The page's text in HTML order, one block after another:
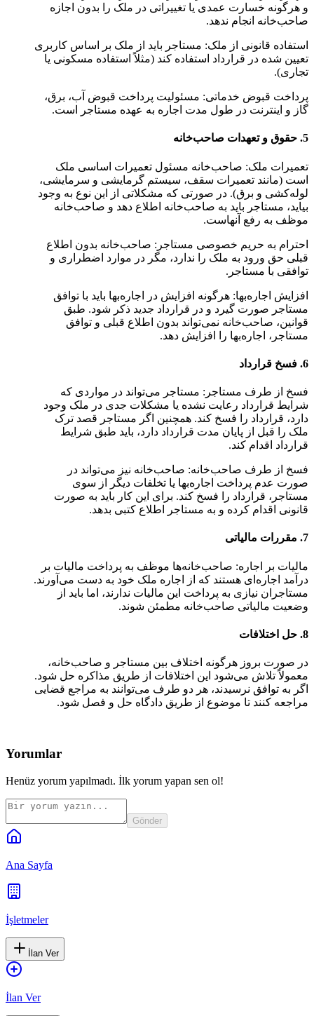
و هرگونه خسارت عمدی یا تغییراتی در ملک را بدون اجازه
صاحب‌خانه انجام ندهد.
استفاده قانونی از ملک: مستاجر باید از ملک بر اساس کاربری
تعیین شده در قرارداد استفاده کند (مثلاً استفاده مسکونی یا
تجاری).
پرداخت قبوض خدماتی: مسئولیت پرداخت قبوض آب، برق،
گاز و اینترنت در طول مدت اجاره به عهده مستاجر است.
5. حقوق و تعهدات صاحب‌خانه
تعمیرات ملک: صاحب‌خانه مسئول تعمیرات اساسی ملک
است (مانند تعمیرات سقف، سیستم گرمایشی و سرمایشی،
لوله‌کشی و برق). در صورتی که مشکلاتی از این نوع به وجود
بیاید، مستاجر باید به صاحب‌خانه اطلاع دهد و صاحب‌خانه
موظف به رفع آنهاست.
احترام به حریم خصوصی مستاجر: صاحب‌خانه بدون اطلاع
قبلی حق ورود به ملک را ندارد، مگر در موارد اضطراری و
توافقی با مستاجر.
افزایش اجاره‌بها: هرگونه افزایش در اجاره‌بها باید با توافق
مستاجر صورت گیرد و در قرارداد جدید ذکر شود. طبق
قوانین، صاحب‌خانه نمی‌تواند بدون اطلاع قبلی و توافق
مستاجر، اجاره‌بها را افزایش دهد.
6. فسخ قرارداد
فسخ از طرف مستاجر: مستاجر می‌تواند در مواردی که
شرایط قرارداد رعایت نشده یا مشکلات جدی در ملک وجود
دارد، قرارداد را فسخ کند. همچنین اگر مستاجر قصد ترک
ملک را قبل از پایان مدت قرارداد دارد، باید طبق شرایط
قرارداد اقدام کند.
فسخ از طرف صاحب‌خانه: صاحب‌خانه نیز می‌تواند در
صورت عدم پرداخت اجاره‌بها یا تخلفات دیگر از سوی
مستاجر، قرارداد را فسخ کند. برای این کار باید به صورت
قانونی اقدام کرده و به مستاجر اطلاع کتبی بدهد.
7. مقررات مالیاتی
مالیات بر اجاره: صاحب‌خانه‌ها موظف به پرداخت مالیات بر
درآمد اجاره‌ای هستند که از اجاره ملک خود به دست می‌آورند.
مستاجران نیازی به پرداخت این مالیات ندارند، اما باید از
وضعیت مالیاتی صاحب‌خانه مطمئن شوند.
8. حل اختلافات
در صورت بروز هرگونه اختلاف بین مستاجر و صاحب‌خانه،
معمولاً تلاش می‌شود این اختلافات از طریق مذاکره حل شود.
اگر به توافق نرسیدند، هر دو طرف می‌توانند به مراجع قضایی
مراجعه کنند تا موضوع از طریق دادگاه حل و فصل شود.
Yorumlar
Henüz yorum yapılmadı. İlk yorum yapan sen ol!
Gönder
Ana Sayfa
İşletmeler
İlan Ver
İlan Ver